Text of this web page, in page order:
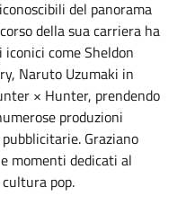
del panorama
della sua carriera ha
come Sheldon
Naruto Uzumaki in
× Hunter, prendendo
produzioni
Graziano
momenti dedicati al
pop.